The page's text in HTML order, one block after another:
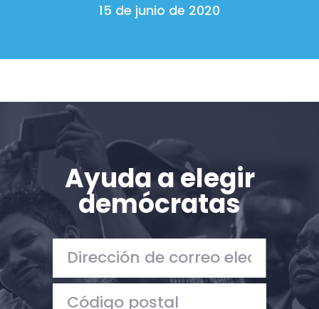
15 de junio de 2020
Ayuda a elegir
demócratas